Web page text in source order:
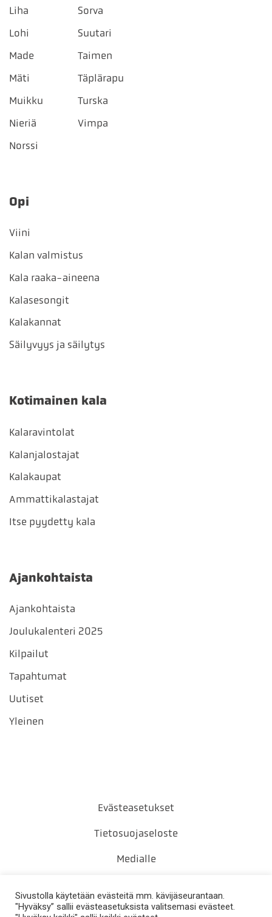
Liha
Lohi
Made
Mäti
Muikku
Nieriä
Norssi
Sorva
Suutari
Taimen
Täplärapu
Turska
Vimpa
Opi
Viini
Kalan valmistus
Kala raaka-aineena
Kalasesongit
Kalakannat
Säilyvyys ja säilytys
Kotimainen kala
Kalaravintolat
Kalanjalostajat
Kalakaupat
Ammattikalastajat
Itse pyydetty kala
Ajankohtaista
Ajankohtaista
Joulukalenteri 2025
Kilpailut
Tapahtumat
Uutiset
Yleinen
Evästeasetukset
Tietosuojaseloste
Medialle
Sivustolla käytetään evästeitä mm. kävijäseurantaan.
"Hyväksy” sallii evästeasetuksista valitsemasi evästeet.